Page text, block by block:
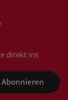
direkt ins
Abonnieren